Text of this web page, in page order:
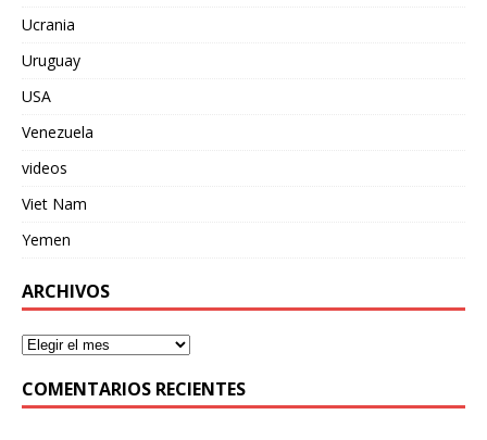
Ucrania
Uruguay
USA
Venezuela
videos
Viet Nam
Yemen
ARCHIVOS
COMENTARIOS RECIENTES